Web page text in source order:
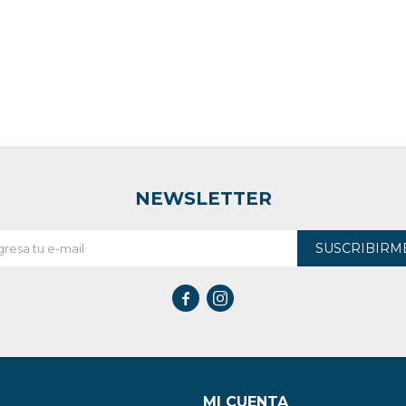
MI CUENTA
NEWSLETTER
 